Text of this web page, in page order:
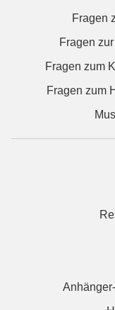
Fragen
Fragen
Fragen zum
Fragen zum